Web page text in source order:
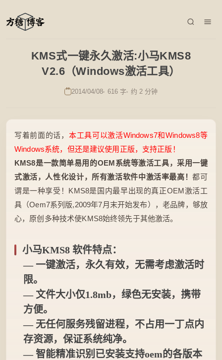
KMS式一键永久激活:小马KMS8
V2.6（Windows激活工具）
2014/04/08 616 字 约 2 分钟
写着前面的话， 本工具可以激活Windows7和Windows8等
Windows系统，但还是建议使用正版，支持正版！
KMS8是一款简单易用的OEM系统等激活工具，采用一键
式激活，人性化设计，所有激活软件中激活率最高！都可
谓是一种享受！KMS8是国内最早出现的真正OEM激活工
具（Oem7系列版,2009年7月末开始发布），老品牌，够放
心，原创多种技术使KMS8始终领先于其他激活。
小马KMS8 软件特点：
— 一键激活，永久有效，无需考虑激活时
限。
— 文件大小仅1.8mb，绿色无安装，携带
方便。
— 无任何服务残留进程，不占用一丁点内
存资源，保证系统纯净。
— 智能精准识别已安装支持oem的各版本